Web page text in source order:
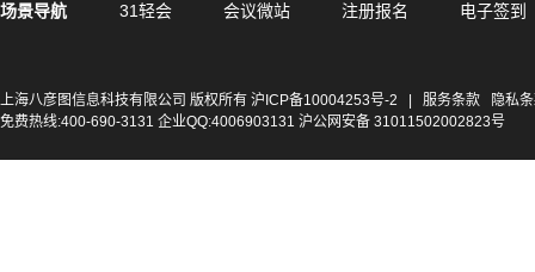
场景导航 31轻会 会议微站 注册报名 电子签到
上海八彦图信息科技有限公司 版权所有 沪ICP备10004253号-2 服务条款
隐私
免费热线:400-690-3131 企业QQ:4006903131 沪公网安备 31011502002823号